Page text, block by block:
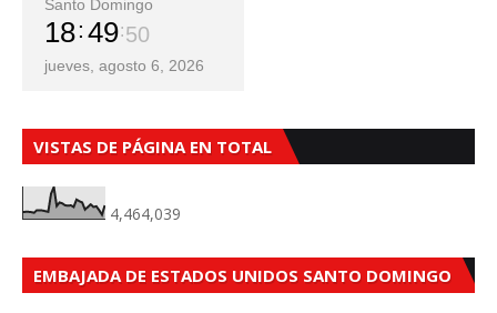
Santo Domingo
18 49 52
jueves, agosto 6, 2026
VISTAS DE PÁGINA EN TOTAL
4,464,039
EMBAJADA DE ESTADOS UNIDOS SANTO DOMINGO